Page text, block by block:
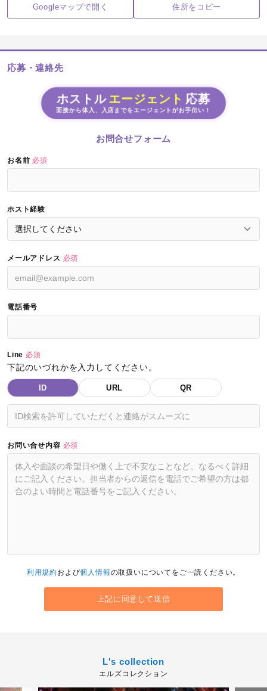
Googleマップで開く 住所をコピー
応募・連絡先
ホストル エージェント 応募
面接から体入、入店までをエージェントがお手伝い！
お問合せフォーム
お名前 必須
ホスト経験
メールアドレス 必須
電話番号
Line 必須
下記のいづれかを入力してください。
ID URL QR
お問い合せ内容 必須
利用規約および個人情報の取扱いについてをご一読ください。
L's collection
エルズコレクション